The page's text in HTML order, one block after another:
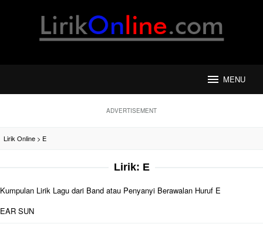
MENU
ADVERTISEMENT
Lirik Online > E
Lirik: E
Kumpulan Lirik Lagu dari Band atau Penyanyi Berawalan Huruf E
EAR SUN